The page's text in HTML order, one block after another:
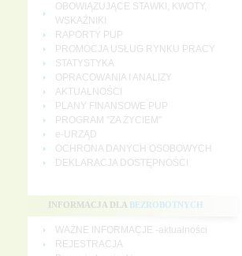
OBOWIĄZUJĄCE STAWKI, KWOTY,
WSKAŹNIKI
RAPORTY PUP
PROMOCJA USŁUG RYNKU PRACY
STATYSTYKA
OPRACOWANIA I ANALIZY
AKTUALNOŚCI
PLANY FINANSOWE PUP
PROGRAM "ZA ŻYCIEM"
e-URZĄD
OCHRONA DANYCH OSOBOWYCH
DEKLARACJA DOSTĘPNOŚCI
INFORMACJA DLA BEZROBOTNYCH
WAŻNE INFORMACJE -aktualności
REJESTRACJA